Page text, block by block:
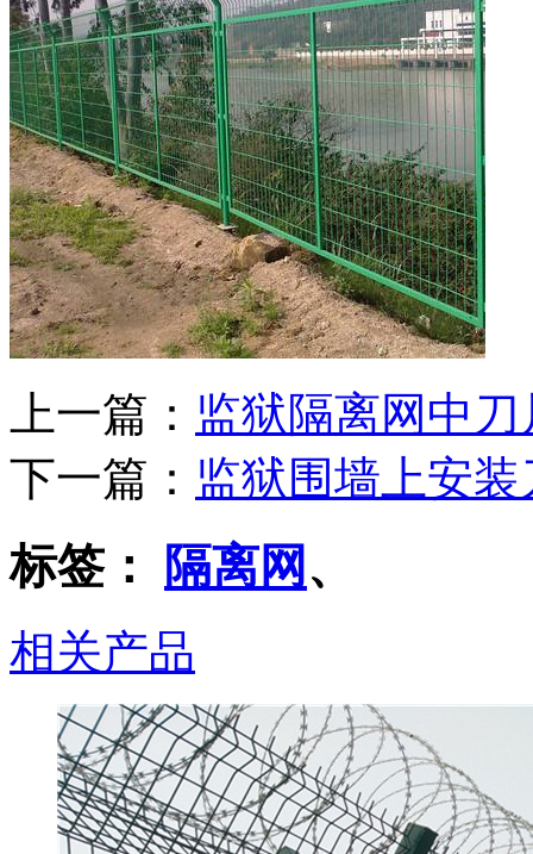
上一篇： 监狱隔离网中
下一篇： 监狱围墙上安
标签： 隔离网 、
相关产品